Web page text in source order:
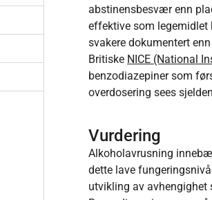
abstinensbesvær enn
effektive som legemidlet
svakere dokumentert
Britiske NICE (National
benzodiazepiner som
overdosering sees
Vurdering
Alkoholavrusning
dette lave
utvikling av avhengighet